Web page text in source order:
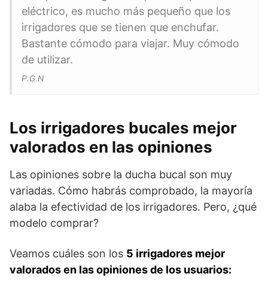
eléctrico, es mucho más pequeño que los
irrigadores que se tienen que enchufar.
Bastante cómodo para viajar. Muy cómodo
de utilizar.
P.G.N
Los irrigadores bucales mejor
valorados en las opiniones
Las opiniones sobre la ducha bucal son muy
variadas. Cómo habrás comprobado, la mayoría
alaba la efectividad de los irrigadores. Pero, ¿qué
modelo comprar?
Veamos cuáles son los 5 irrigadores mejor
valorados en las opiniones de los usuarios: